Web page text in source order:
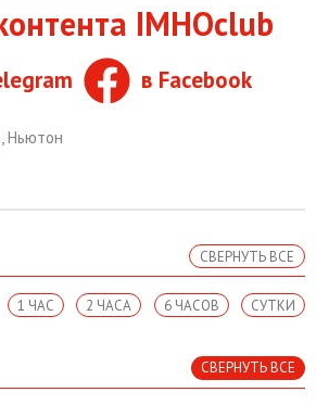
IMHOclub
в Facebook
Ньютон
СВЕРНУТЬ ВСЕ
СУТКИ
6 ЧАСОВ
2 ЧАСА
1 ЧАС
СВЕРНУТЬ ВСЕ